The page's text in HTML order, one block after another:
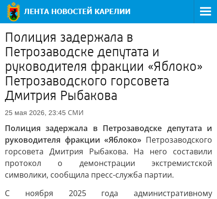
Полиция задержала в
Петрозаводске депутата и
руководителя фракции «Яблоко»
Петрозаводского горсовета
Дмитрия Рыбакова
25 мая 2026, 23:45 СМИ
Полиция задержала в Петрозаводске депутата и
руководителя фракции «Яблоко» Петрозаводского
горсовета Дмитрия Рыбакова. На него составили
протокол о демонстрации экстремистской
символики, сообщила пресс-служба партии.
С ноября 2025 года административному